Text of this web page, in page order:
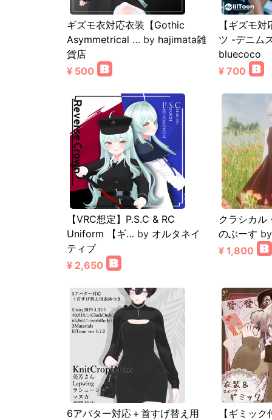
ギズモ衣対応衣装【Gothic
Asymmetrical … by hajimata雑
貨店
¥ 500
【ギズモ
ツ -デニム
bluecoco
¥ 700
【VRC想定】P.S.C & RC
Uniform 【ギ… by オルタネイ
ティブ
¥ 2,650
クラシカル
のぶーす
¥ 1,800
6アバター対応＋首すげ替え用
【ギミッ